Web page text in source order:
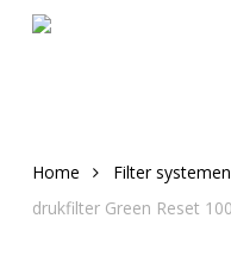
Home Filter systemen
drukfilter Green Reset